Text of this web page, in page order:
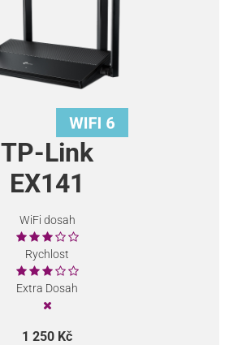
TP-Link
EX141
WiFi dosah
Rychlost
Extra Dosah
1 250 Kč